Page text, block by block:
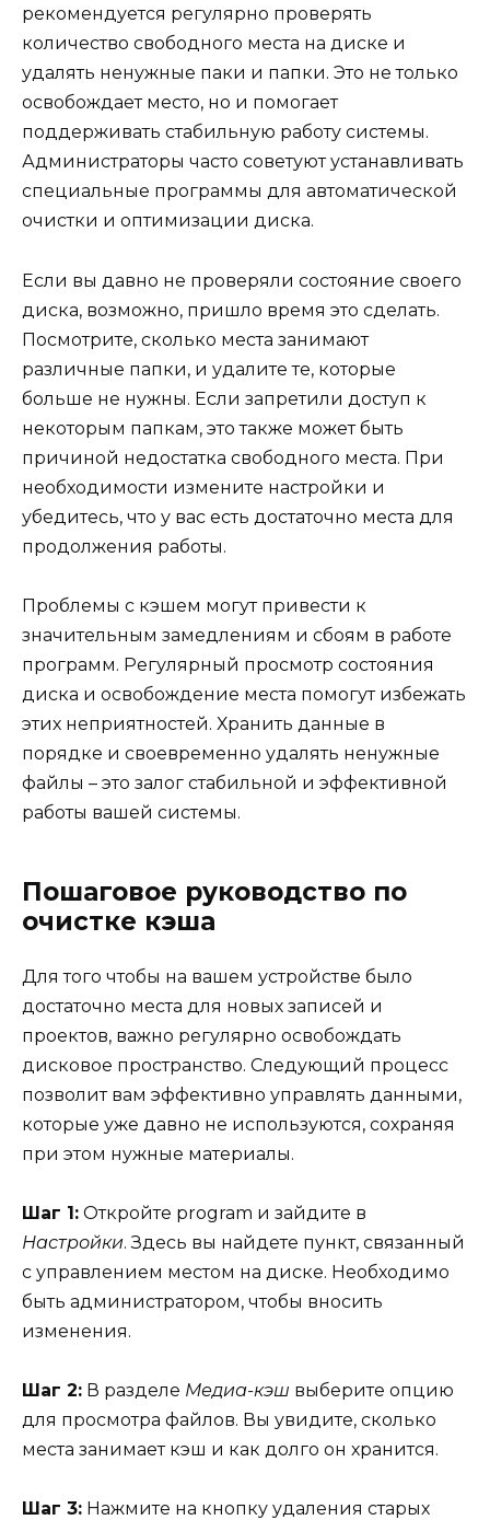
рекомендуется регулярно проверять
количество свободного места на диске и
удалять ненужные паки и папки. Это не только
освобождает место, но и помогает
поддерживать стабильную работу системы.
Администраторы часто советуют устанавливать
специальные программы для автоматической
очистки и оптимизации диска.
Если вы давно не проверяли состояние своего
диска, возможно, пришло время это сделать.
Посмотрите, сколько места занимают
различные папки, и удалите те, которые
больше не нужны. Если запретили доступ к
некоторым папкам, это также может быть
причиной недостатка свободного места. При
необходимости измените настройки и
убедитесь, что у вас есть достаточно места для
продолжения работы.
Проблемы с кэшем могут привести к
значительным замедлениям и сбоям в работе
программ. Регулярный просмотр состояния
диска и освобождение места помогут избежать
этих неприятностей. Хранить данные в
порядке и своевременно удалять ненужные
файлы – это залог стабильной и эффективной
работы вашей системы.
Пошаговое руководство по
очистке кэша
Для того чтобы на вашем устройстве было
достаточно места для новых записей и
проектов, важно регулярно освобождать
дисковое пространство. Следующий процесс
позволит вам эффективно управлять данными,
которые уже давно не используются, сохраняя
при этом нужные материалы.
Шаг 1: Откройте program и зайдите в
Настройки. Здесь вы найдете пункт, связанный
с управлением местом на диске. Необходимо
быть администратором, чтобы вносить
изменения.
Шаг 2: В разделе Медиа-кэш выберите опцию
для просмотра файлов. Вы увидите, сколько
места занимает кэш и как долго он хранится.
Шаг 3: Нажмите на кнопку удаления старых